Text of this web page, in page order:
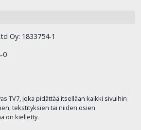
Oy: 1833754-1
0
TV7, joka pidättää itsellään kaikki sivuihin
tekstityksien tai niiden osien
on kielletty.